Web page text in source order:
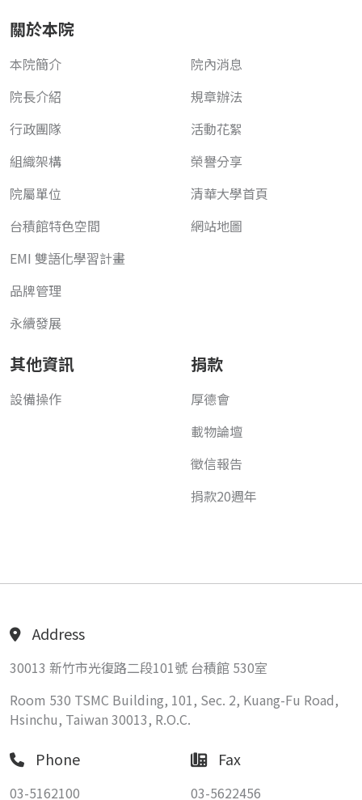
關於本院
本院簡介
院長介紹
行政團隊
組織架構
院屬單位
台積館特色空間
EMI 雙語化學習計畫
品牌管理
永續發展
院內消息
規章辦法
活動花絮
榮譽分享
清華大學首頁
網站地圖
其他資訊
設備操作
捐款
厚德會
載物論壇
徵信報告
捐款20週年
Address
30013 新竹市光復路二段101號 台積館 530室
Room 530 TSMC Building, 101, Sec. 2, Kuang-Fu Road,
Hsinchu, Taiwan 30013, R.O.C.
Phone
03-5162100
Fax
03-5622456